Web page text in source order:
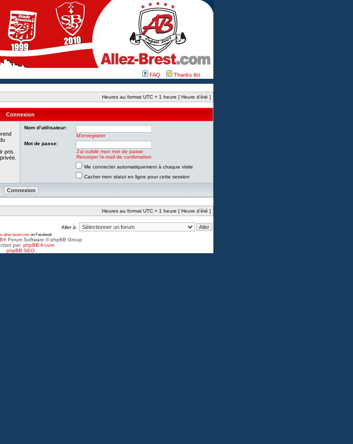
FAQ Thanks list
Heures au format UTC + 1 heure [ Heure d’été ]
Connexion
pris
Nom d’utilisateur:
M’enregistrer
Mot de passe:
J’ai oublié mon mot de passe
Renvoyer l’e-mail de confirmation
Me connecter automatiquement à chaque visite
Cacher mon statut en ligne pour cette session
Heures au format UTC + 1 heure [ Heure d’été ]
Aller à:
brest.com on Facebook
® Forum Software © phpBB Group
par: phpBB-fr.com
phpBB SEO